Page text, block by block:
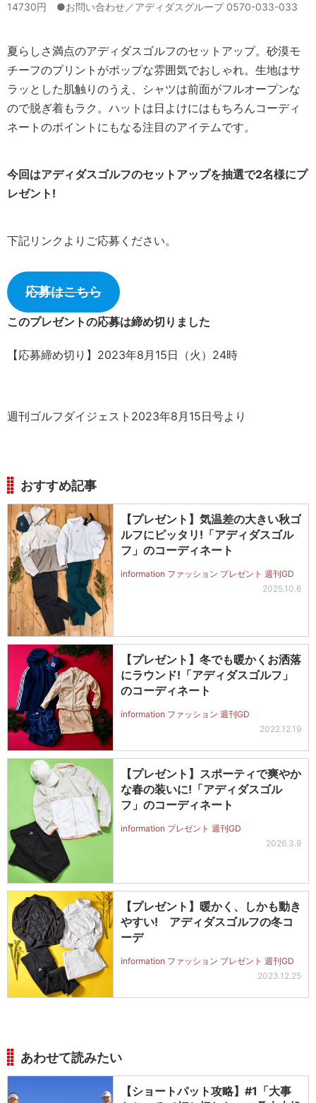
14730円 ●お問い合わせ／アディダスグループ 0570-033-033
夏らしさ満点のアディダスゴルフのセットアップ。砂漠モ
チーフのプリントがポップな雰囲気でおしゃれ。生地はサ
ラッとした肌触りのうえ、シャツは前面がフルオープンな
ので脱ぎ着もラク。ハットは日よけにはもちろんコーディ
ネートのポイントにもなる注目のアイテムです。
今回はアディダスゴルフのセットアップを抽選で2名様にプ
レゼント!
下記リンクよりご応募ください。
応募はこちら
このプレゼントの応募は締め切りました
【応募締め切り】2023年8月15日（火）24時
週刊ゴルフダイジェスト2023年8月15日号より
おすすめ記事
【プレゼント】気温差の大きい秋ゴ
ルフにピッタリ!「アディダスゴル
フ」のコーディネート
information ファッション プレゼント 週刊GD
2025.10.6
【プレゼント】冬でも暖かくお洒落
にラウンド!「アディダスゴルフ」
のコーディネート
information ファッション 週刊GD
2022.12.19
【プレゼント】スポーティで爽やか
な春の装いに!「アディダスゴル
フ」のコーディネート
information プレゼント 週刊GD
2026.3.9
【プレゼント】暖かく、しかも動き
やすい! アディダスゴルフの冬コ
ーデ
information ファッション プレゼント 週刊GD
2023.12.25
あわせて読みたい
【ショートパット攻略】#1「大事